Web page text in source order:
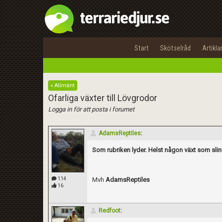
Start Skötselråd Artiklar
« Allmänt
Ofarliga växter till Lövgrodor
Logga in för att posta i forumet
114
16
AdamsReptiles:
Som rubriken lyder. Helst någon växt som
Mvh AdamsReptiles
Redfoot: